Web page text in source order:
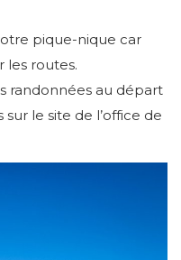
pique-nique car
les routes.
randonnées au départ
le site de l’office de